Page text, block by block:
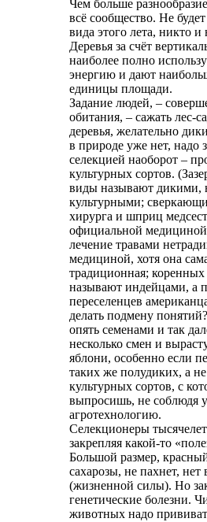
Чем больше
всё сообщество. Не
вида этого лета, никто и
Деревья за счёт
наиболее полно
энергию и дают
единицы площади.
Задание людей, –
обитания, – сажать лес-
деревья, желательно
в природе уже нет, надо
селекцией наоборот –
культурных сортов.
виды называют дикими,
культурными;
хирурга и шприц
официальной
лечение травами
медициной, хотя она
традиционная;
называют индейцами, а
переселенцев
делать подмену
опять семенами и так
несколько смен и
яблони, особенно если
таких же полудиких, а
культурных сортов, с
выпросишь, не соблюдя
агротехнологию.
Селекционеры
закрепляя какой-то
Большой размер,
сахарозы, не пахнет, нет
(жизненной силы). Но
генетические болезни.
животных надо